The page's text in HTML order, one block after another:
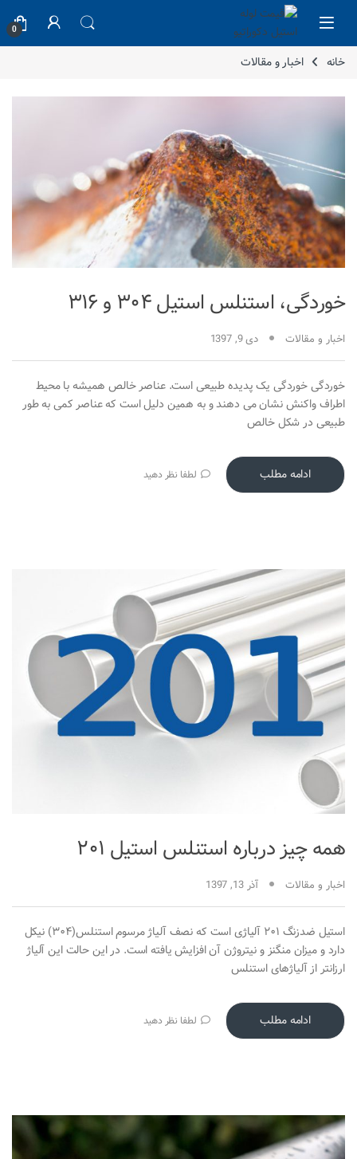
Skip to navigation
Skip to content
0
خانه اخبار و مقالات
خوردگی، استنلس استیل ۳۰۴ و ۳۱۶
اخبار و مقالات دی 9, 1397
خوردگی خوردگی یک پدیده طبیعی است. عناصر خالص همیشه با محیط
اطراف واکنش نشان می دهند و به همین دلیل است که عناصر کمی به طور
طبیعی در شکل خالص
ادامه مطلب لطفا نظر دهید
همه چیز درباره استنلس استیل ۲۰۱
اخبار و مقالات آذر 13, 1397
استیل ضدزنگ ۲۰۱ آلیاژی است که نصف آلیاژ مرسوم استنلس(۳۰۴) نیکل
دارد و میزان منگنز و نیتروژن آن افزایش یافته است. در این حالت این آلیاژ
ارزانتر از آلیاژهای استنلس
ادامه مطلب لطفا نظر دهید